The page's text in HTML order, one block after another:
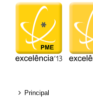
Principal